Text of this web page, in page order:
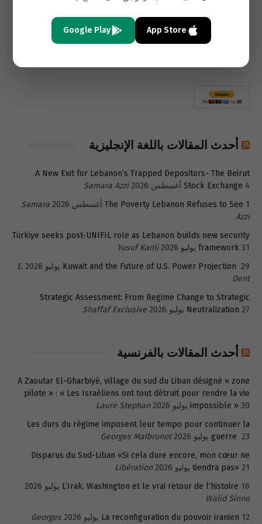
أحدث المقالات باللغة الإنجليزية
A New Exit for Lebanon’s Trapped Depositors- The Beirut
Stock Exchange 4 أغسطس 2026
Samara Azzi
The Poverty Lebanon Refuses to See 1 أغسطس 2026
Samara
Azzi
Türkiye seeks post-UNIFIL role as Lebanon builds new security
framework 31 يوليو 2026
Yusuf Kanli
Kuwait and the Future of U.S. Power Projection 29 يوليو 2026
E.
Dent
Strategic Assessment: From Regime Change to Strategic
Neutralization 27 يوليو 2026 Shaffaf Exclusive
أحدث المقالات بالفرنسية
A Zaoutar El-Gharbiyé, village du sud du Liban désigné « zone
pilote » : « Les Israéliens ont tout détruit pour rendre la vie
impossible » 30 يوليو 2026
Laure Stephan
Les durs du régime imposent leur tempo pour continuer la
guerre 23 يوليو 2026
Georges Malbrunot
Disparus du Sud-Liban «Si cela dure encore, mon cœur ne
tiendra pas» 21 يوليو 2026
Libération
L’Irak, Washington et le vrai retour de l’histoire 16 يوليو 2026
Walid Sinno
La reconfiguration du pouvoir iranien 12 يوليو 2026
Georges
App Store
Google Play